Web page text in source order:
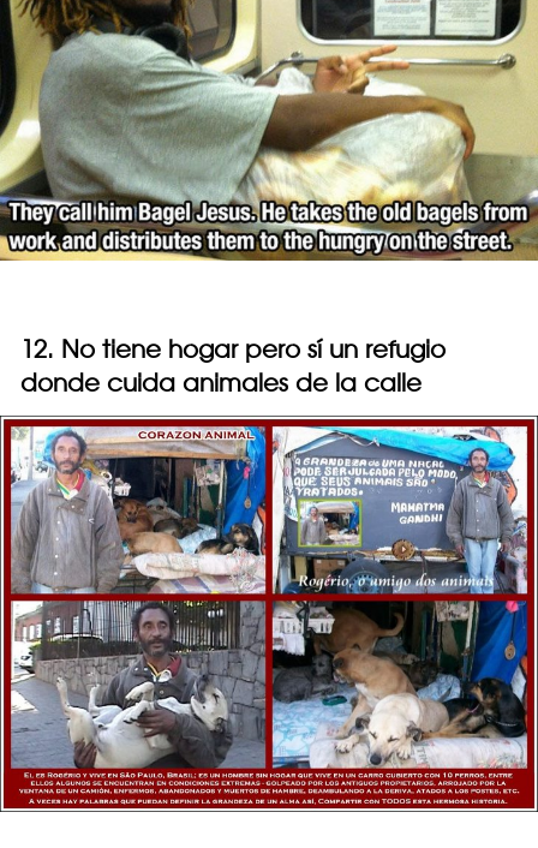
12. No tiene hogar pero sí un refugio
donde cuida animales de la calle